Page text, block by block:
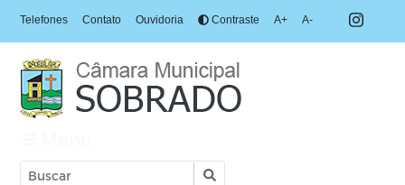
Telefones Contato Ouvidoria Contraste A+ A-